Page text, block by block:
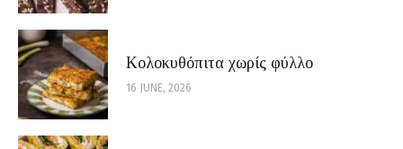
Κολοκυθόπιτα χωρίς φύλλο
16 JUNE, 2026